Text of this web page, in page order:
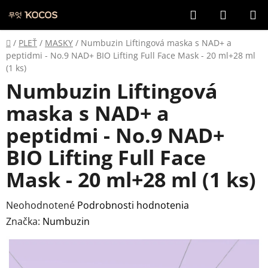
na
obsah
Hľadať
KOŠÍK
Domov
/ PLEŤ / MASKY / Numbuzin Liftingová maska s NAD+ a
peptidmi - No.9 NAD+ BIO Lifting Full Face Mask - 20 ml+28 ml
(1 ks)
Numbuzin Liftingová
maska s NAD+ a
peptidmi - No.9 NAD+
BIO Lifting Full Face
Mask - 20 ml+28 ml (1 ks)
Priemerné
hodnotenie
produktu
je
Neohodnotené Podrobnosti hodnotenia
Značka: Numbuzin